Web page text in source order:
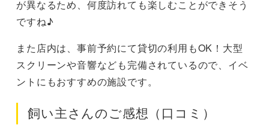
が異なるため、何度訪れても楽しむことができそう
ですね♪
また店内は、事前予約にて貸切の利用もOK！大型
スクリーンや音響なども完備されているので、イベ
ントにもおすすめの施設です。
飼い主さんのご感想（口コミ）